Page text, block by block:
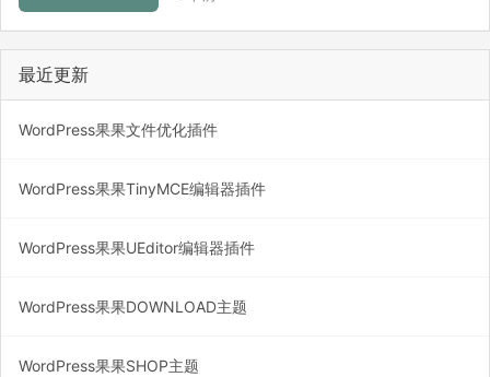
最近更新
WordPress果果文件优化插件
WordPress果果TinyMCE编辑器插件
WordPress果果UEditor编辑器插件
WordPress果果DOWNLOAD主题
WordPress果果SHOP主题